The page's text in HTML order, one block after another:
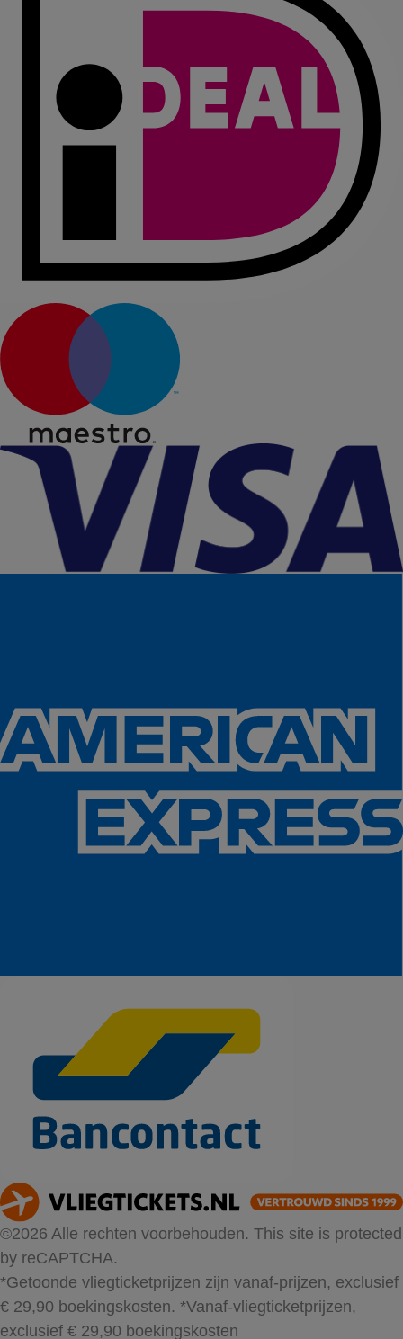
©2026 Alle rechten voorbehouden. This site is protected
by reCAPTCHA.
*Getoonde vliegticketprijzen zijn vanaf-prijzen, exclusief
€ 29,90 boekingskosten. *Vanaf-vliegticketprijzen,
exclusief € 29,90 boekingskosten